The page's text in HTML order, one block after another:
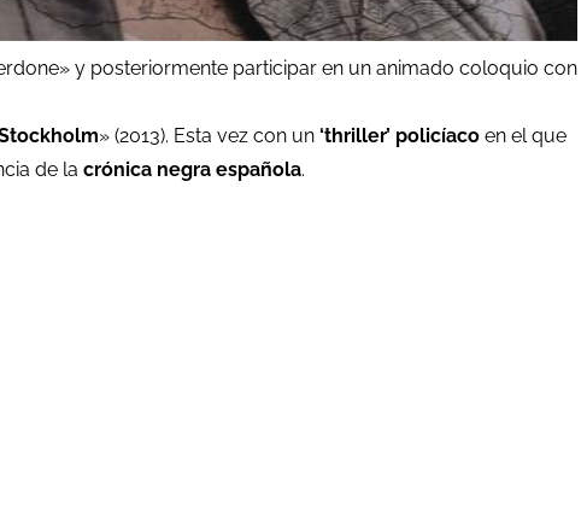
y posteriormente participar en un animado coloquio con
» (2013). Esta vez con un ‘thriller’ policíaco en el que
de la crónica negra española.